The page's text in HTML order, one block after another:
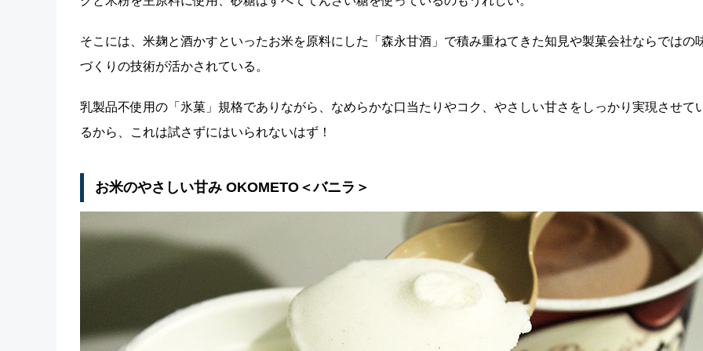
そこには、米麹と酒かすといったお米を原料にした「森永甘酒」で積み重ねてきた知見や製菓会社ならではの
づくりの技術が活かされている。
乳製品不使用の「氷菓」規格でありながら、なめらかな口当たりやコク、やさしい甘さをしっかり実現させて
るから、これは試さずにはいられないはず！
お米のやさしい甘み OKOMETO＜バニラ＞